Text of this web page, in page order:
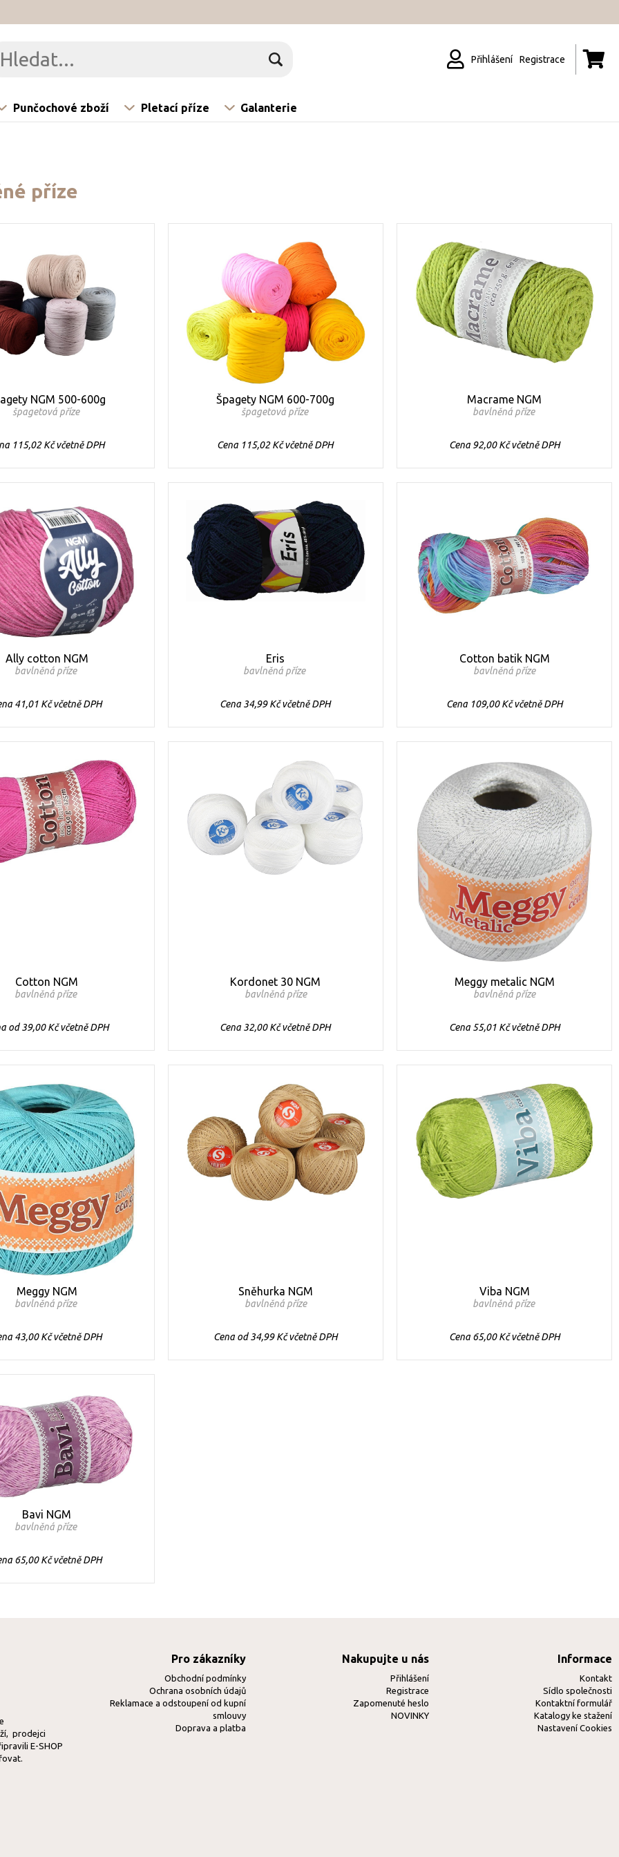
Přihlášení Registrace
Punčochové zboží Pletací příze Galanterie
příze
NGM 500-600g
špagetová příze
115,02 Kč včetně DPH
Špagety NGM 600-700g
špagetová příze
Cena 115,02 Kč včetně DPH
Macrame NGM
bavlněná příze
Cena 92,00 Kč včetně DPH
Ally cotton NGM
bavlněná příze
41,01 Kč včetně DPH
Eris
bavlněná příze
Cena 34,99 Kč včetně DPH
Cotton batik NGM
bavlněná příze
Cena 109,00 Kč včetně DPH
Cotton NGM
bavlněná příze
od 39,00 Kč včetně DPH
Kordonet 30 NGM
bavlněná příze
Cena 32,00 Kč včetně DPH
Meggy metalic NGM
bavlněná příze
Cena 55,01 Kč včetně DPH
Meggy NGM
bavlněná příze
43,00 Kč včetně DPH
Sněhurka NGM
bavlněná příze
Cena od 34,99 Kč včetně DPH
Viba NGM
bavlněná příze
Cena 65,00 Kč včetně DPH
Bavi NGM
bavlněná příze
65,00 Kč včetně DPH
prodejci
E-SHOP
Pro zákazníky
Obchodní podmínky
Ochrana osobních údajů
Reklamace a odstoupení od kupní
smlouvy
Doprava a platba
Nakupujte u nás
Přihlášení
Registrace
Zapomenuté heslo
NOVINKY
Informace
Kontakt
Sídlo společnosti
Kontaktní formulář
Katalogy ke stažení
Nastavení Cookies